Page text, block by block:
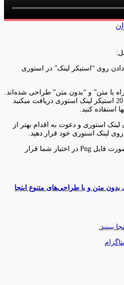
دادن روی “استیکر لینک” در استوری
با متن” و “بدون متن” طراحی شده‌اند.
در واقع شما با خرید این مجموعه 20 استیکر لینک استوری دریافت میکنید
استفاده کنید.
استوری و دعوت به اقدام بهتر از
روی لینک استوری خود قرار دهید.
استیکر لینک استوری سری 3 به صورت فایل Png در اختیار شما قرار
متن و با طراحی‌های متنوع اینجا
ببینید.